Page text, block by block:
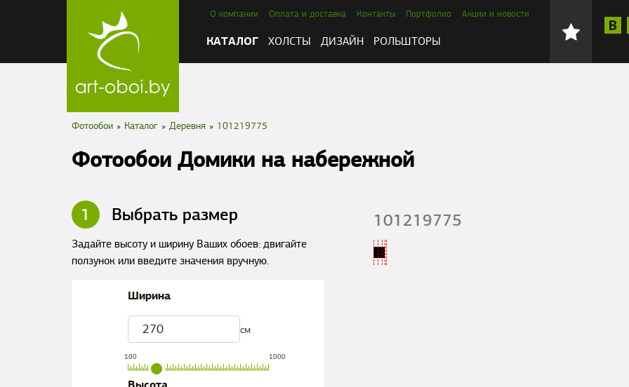
О компании Оплата и доставка Контакты Портфолио Акции и новости
КАТАЛОГ ХОЛСТЫ ДИЗАЙН РОЛЬШТОРЫ
Фотообои » Каталог » Деревня » 101219775
Фотообои Домики на набережной
1 Выбрать размер
Задайте высоту и ширину Ваших обоев: двигайте
ползунок или введите значения вручную.
Ширина
см
100 1000
101219775